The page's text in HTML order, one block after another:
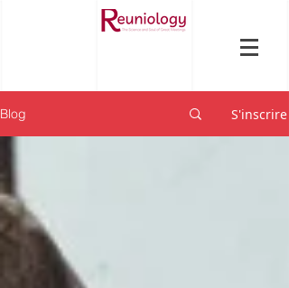
Blog S'inscrire